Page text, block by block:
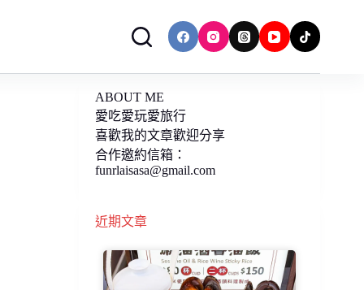
ABOUT ME
愛吃愛玩愛旅行
喜歡我的文章歡迎分享
合作邀約信箱：
funrlaisasa@gmail.com
近期文章